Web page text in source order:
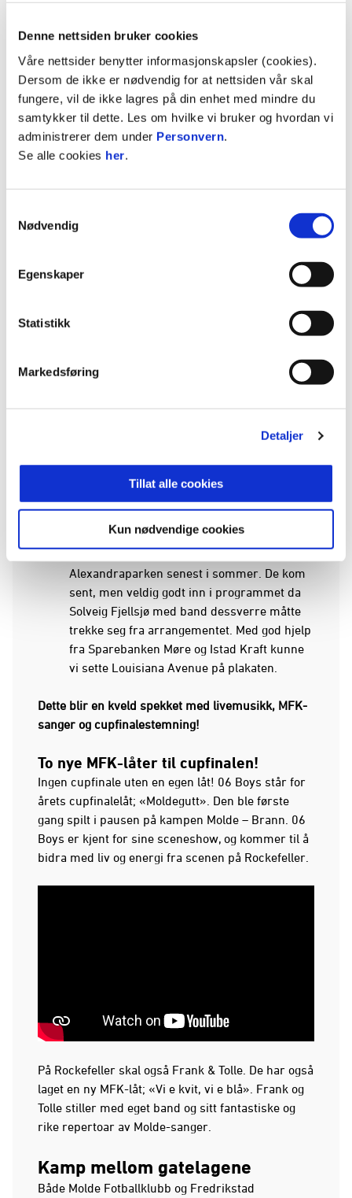
Denne nettsiden bruker cookies
Våre nettsider benytter informasjonskapsler (cookies).
Dersom de ikke er nødvendig for at nettsiden vår skal
fungere, vil de ikke lagres på din enhet med mindre du
samtykker til dette. Les om hvilke vi bruker og hvordan vi
administrerer dem under Personvern.
Se alle cookies her.
Nødvendig
Egenskaper
Statistikk
Markedsføring
Detaljer
Tillat alle cookies
Kun nødvendige cookies
Freddy dos Santos i samtale med
før dagen». Som gjester hos Freddy kommer
også MFK-legenden Daniel Berg Hestad og
ikke minst Tommy Høiland! Tommy skåret
Molde sitt siste mål i 4-2 seieren over
Rosenborg i cupfinalen 2013. Fotballpraten
med Freddy og gjester starter klokken
20:15.
Kari Fosse som gjestevokalister.
cupfinalelåt, hvor Jesper Jenset er
scenen som vokalist når 06 Boys / Jesper
spiller sin legendariske cupfinalelåt «Takk
mai 2022).
Magnus Winterstø byr på livepremiere av
Det svenske partybandet Louisiana Avenue
gjennom sine mange opptredener på
Moldejazz. De «løftet taket» i teltet i
Alexandraparken senest i sommer. De kom
sent, men veldig godt inn i programmet da
Solveig Fjellsjø med band dessverre måtte
trekke seg fra arrangementet. Med god hjelp
fra Sparebanken Møre og Istad Kraft kunne
vi sette Louisiana Avenue på plakaten.
Dette blir en kveld spekket med livemusikk, MFK-
sanger og cupfinalestemning!
To nye MFK-låter til cupfinalen!
Ingen cupfinale uten en egen låt! 06 Boys står for
årets cupfinalelåt; «Moldegutt». Den ble første
gang spilt i pausen på kampen Molde – Brann. 06
Boys er kjent for sine sceneshow, og kommer til å
bidra med liv og energi fra scenen på Rockefeller.
På Rockefeller skal også Frank & Tolle. De har også
laget en ny MFK-låt; «Vi e kvit, vi e blå». Frank og
Tolle stiller med eget band og sitt fantastiske og
rike repertoar av Molde-sanger.
Kamp mellom gatelagene
Både Molde Fotballklubb og Fredrikstad